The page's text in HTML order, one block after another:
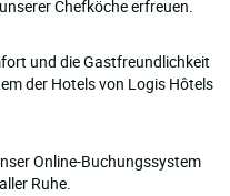
Chefköche erfreuen.
und die Gastfreundlichkeit
der Hotels von Logis Hôtels
Online-Buchungssystem
Ruhe.